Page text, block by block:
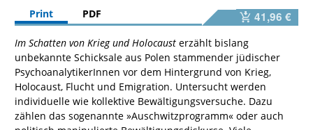
Print
PDF 41,96 €
Im Schatten von Krieg und Holocaust erzählt bislang
unbekannte Schicksale aus Polen stammender jüdischer
PsychoanalytikerInnen vor dem Hintergrund von Krieg,
Holocaust, Flucht und Emigration. Untersucht werden
individuelle wie kollektive Bewältigungsversuche. Dazu
zählen das sogenannte »Auschwitzprogramm« oder auch